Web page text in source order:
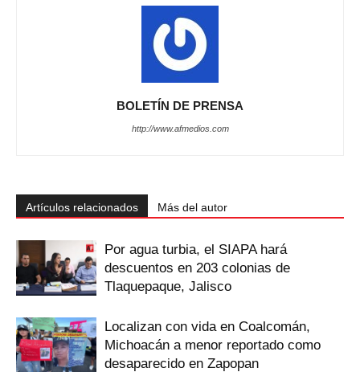
BOLETÍN DE PRENSA
http://www.afmedios.com
Artículos relacionados Más del autor
Por agua turbia, el SIAPA hará
descuentos en 203 colonias de
Tlaquepaque, Jalisco
Localizan con vida en Coalcomán,
Michoacán a menor reportado como
desaparecido en Zapopan